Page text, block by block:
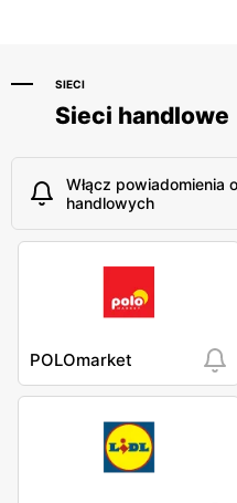
SIECI
Sieci handlowe
Włącz powiadomienia
handlowych
POLOmarket